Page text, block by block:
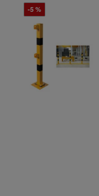
-5 %